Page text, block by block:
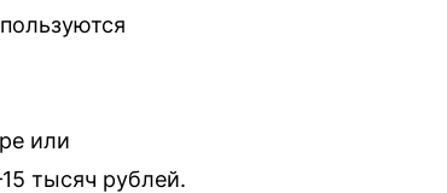
или
тысяч рублей.